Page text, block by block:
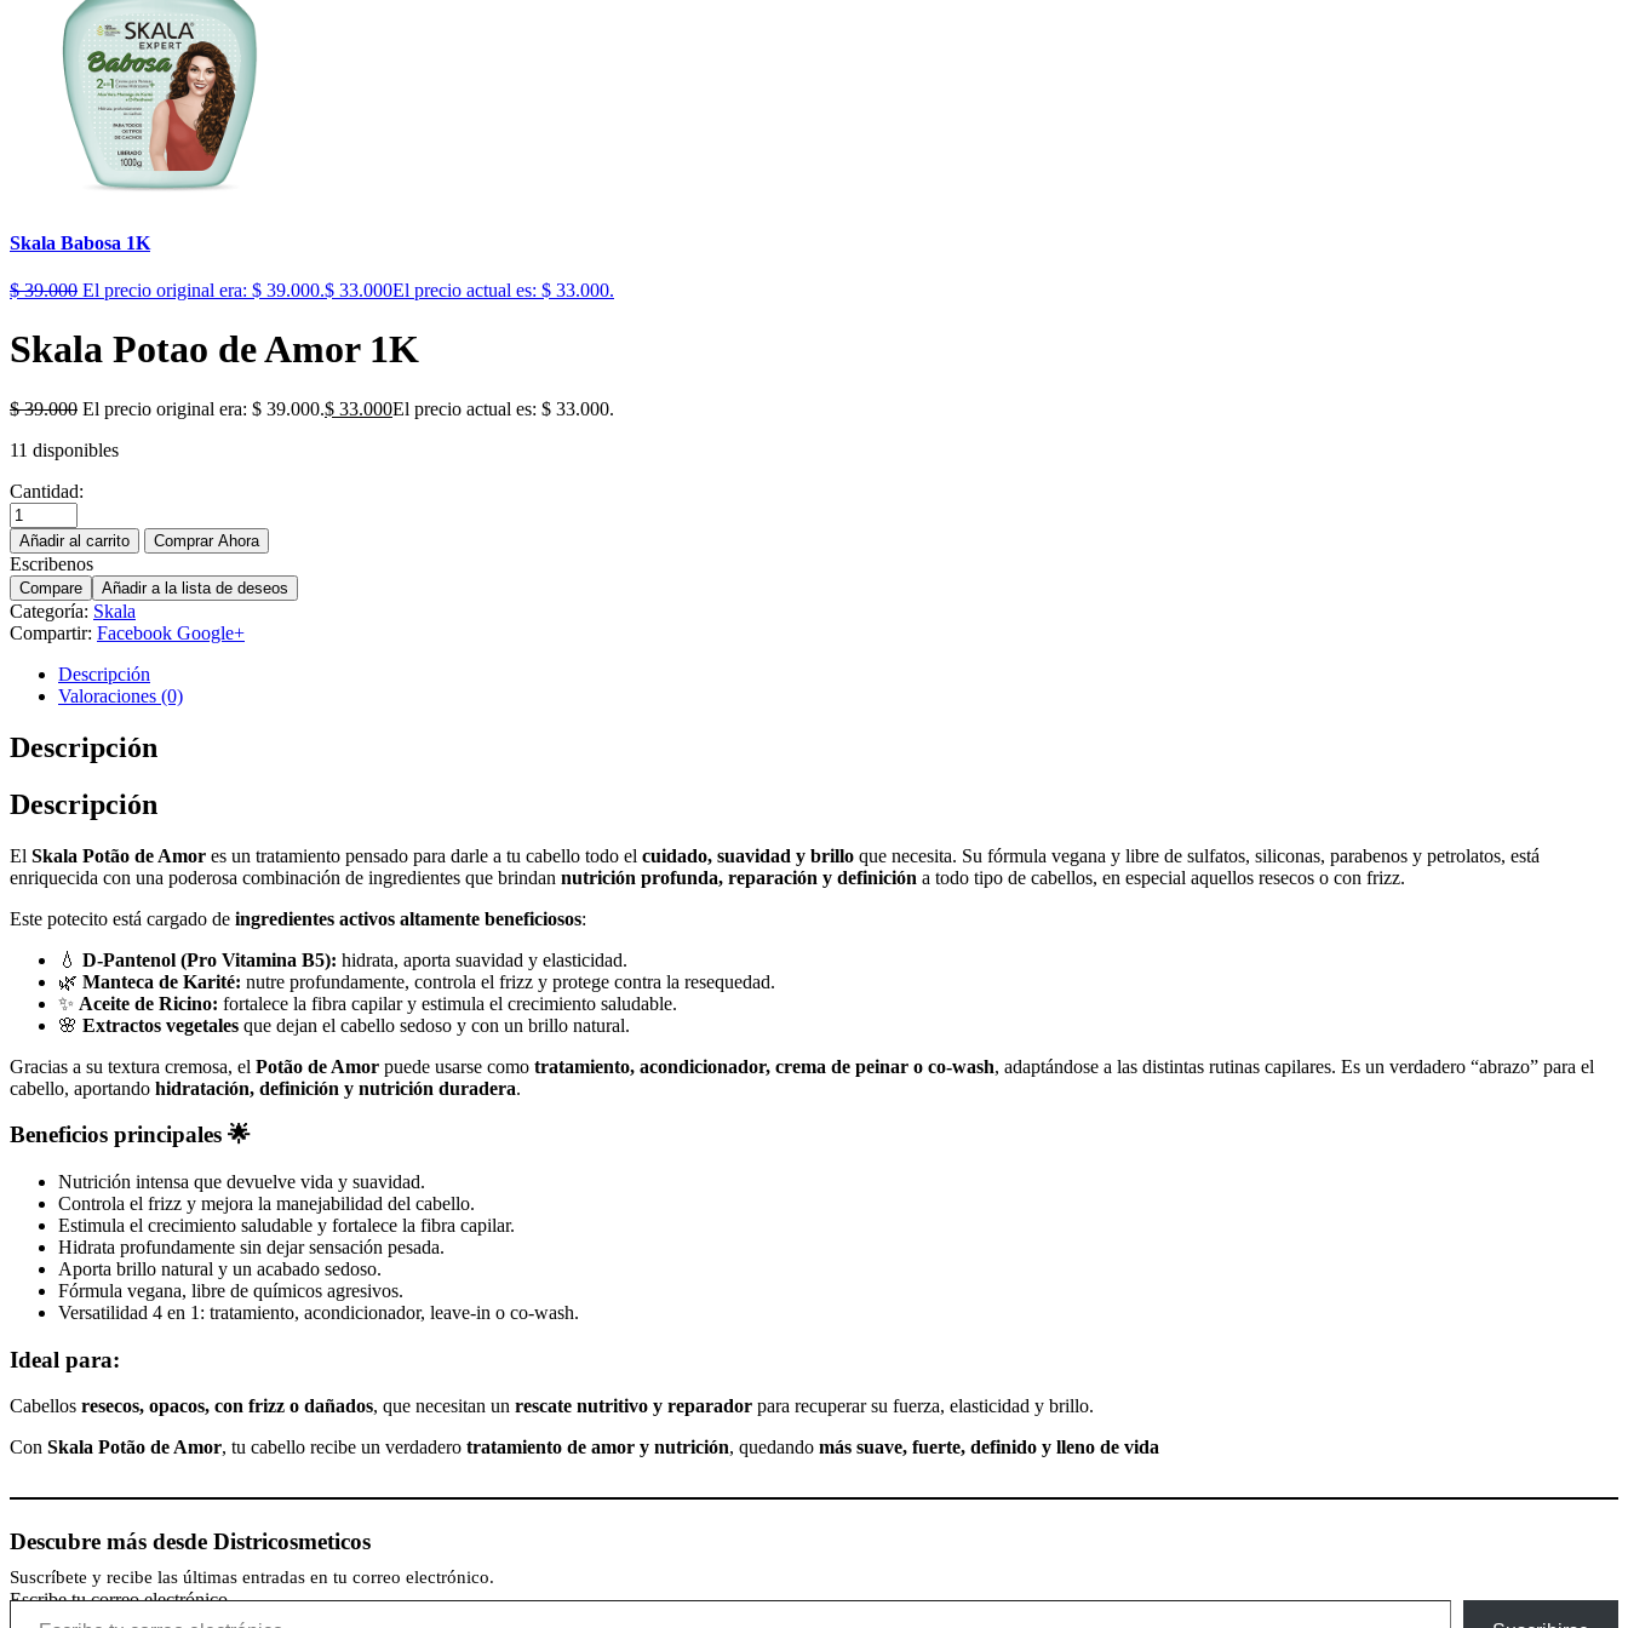
Skala Babosa 1K
$39.000 El precio original era: $ 39.000.$ 33.000El precio actual es: $ 33.000.
Skala Potao de Amor 1K
$39.000 El precio original era: $ 39.000.$ 33.000El precio actual es: $ 33.000.
11 disponibles
Cantidad:
Añadir al carrito Comprar Ahora
Escribenos
Compare Añadir a la lista de deseos
Categoría: Skala
Compartir: Facebook Google+
Descripción
Valoraciones (0)
Descripción
Descripción
El Skala Potão de Amor es un tratamiento pensado para darle a tu cabello todo el cuidado, suavidad y brillo que necesita. Su fórmula vegana y libre de sulfatos, siliconas, parabenos y petrolatos, está
enriquecida con una poderosa combinación de ingredientes que brindan nutrición profunda, reparación y definición a todo tipo de cabellos, en especial aquellos resecos o con frizz.
Este potecito está cargado de ingredientes activos altamente beneficiosos:
💧 D-Pantenol (Pro Vitamina B5): hidrata, aporta suavidad y elasticidad.
🌿 Manteca de Karité: nutre profundamente, controla el frizz y protege contra la resequedad.
✨ Aceite de Ricino: fortalece la fibra capilar y estimula el crecimiento saludable.
🌸 Extractos vegetales que dejan el cabello sedoso y con un brillo natural.
Gracias a su textura cremosa, el Potão de Amor puede usarse como tratamiento, acondicionador, crema de peinar o co-wash, adaptándose a las distintas rutinas capilares. Es un verdadero “abrazo” para el
cabello, aportando hidratación, definición y nutrición duradera.
Beneficios principales 🌟
Nutrición intensa que devuelve vida y suavidad.
Controla el frizz y mejora la manejabilidad del cabello.
Estimula el crecimiento saludable y fortalece la fibra capilar.
Hidrata profundamente sin dejar sensación pesada.
Aporta brillo natural y un acabado sedoso.
Fórmula vegana, libre de químicos agresivos.
Versatilidad 4 en 1: tratamiento, acondicionador, leave-in o co-wash.
Ideal para:
Cabellos resecos, opacos, con frizz o dañados, que necesitan un rescate nutritivo y reparador para recuperar su fuerza, elasticidad y brillo.
Con Skala Potão de Amor, tu cabello recibe un verdadero tratamiento de amor y nutrición, quedando más suave, fuerte, definido y lleno de vida
Descubre más desde Districosmeticos
Suscríbete y recibe las últimas entradas en tu correo electrónico.
Escribe tu correo electrónico…